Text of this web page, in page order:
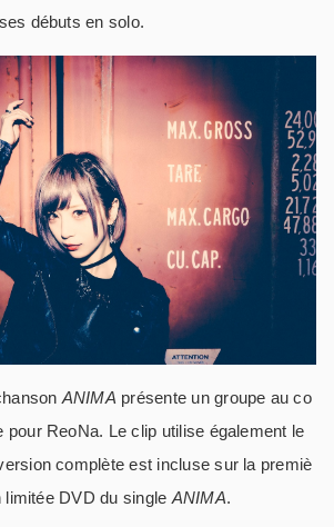
débuts en solo.
ANIMA présente un groupe au co
pour ReoNa. Le clip utilise également le
complète est incluse sur la premiè
limitée DVD du single ANIMA.